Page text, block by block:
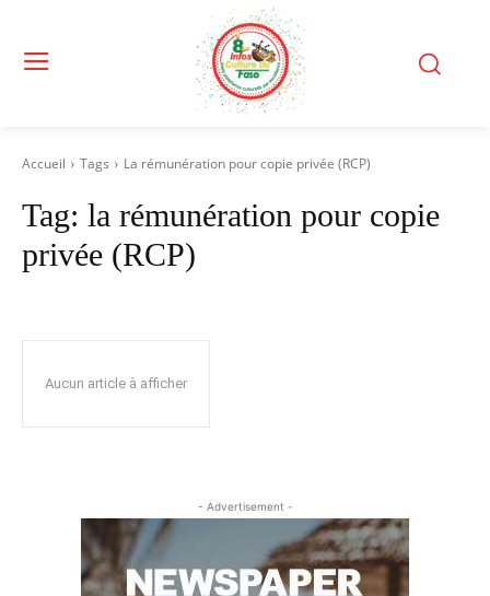
Accueil Tags La rémunération pour copie privée (RCP)
Tag: la rémunération pour copie
privée (RCP)
Aucun article à afficher
- Advertisement -